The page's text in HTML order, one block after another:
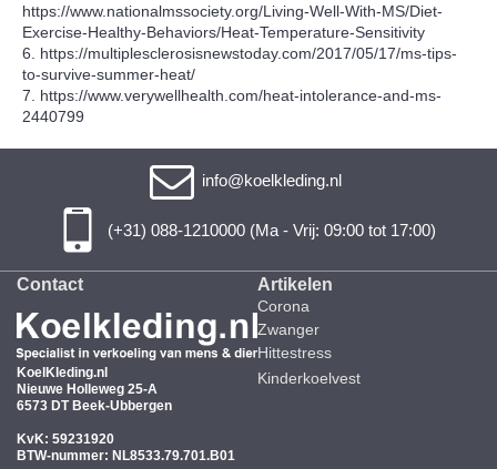
https://www.nationalmssociety.org/Living-Well-With-MS/Diet-
Exercise-Healthy-Behaviors/Heat-Temperature-Sensitivity
6. https://multiplesclerosisnewstoday.com/2017/05/17/ms-tips-
to-survive-summer-heat/
7. https://www.verywellhealth.com/heat-intolerance-and-ms-
2440799
info@koelkleding.nl
(+31) 088-1210000 (Ma - Vrij: 09:00 tot 17:00)
Contact
KoelKleding.nl
Nieuwe Holleweg 25-A
6573 DT Beek-Ubbergen
KvK: 59231920
BTW-nummer: NL8533.79.701.B01
Artikelen
Corona
Zwanger
Hittestress
Kinderkoelvest